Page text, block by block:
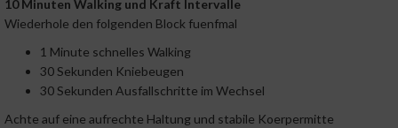
10 Minuten Walking und Kraft Intervalle
Wiederhole den folgenden Block fuenfmal
1 Minute schnelles Walking
30 Sekunden Kniebeugen
30 Sekunden Ausfallschritte im Wechsel
Achte auf eine aufrechte Haltung und stabile Koerpermitte